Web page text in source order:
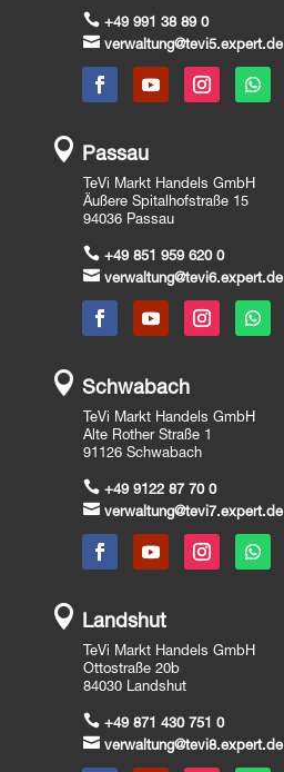
 +49 991 38 89 0
 verwaltung@tevi5.expert.de
 Passau
TeVi Markt Handels GmbH
Äußere Spitalhofstraße 15
94036 Passau
 +49 851 959 620 0
 verwaltung@tevi6.expert.de
 Schwabach
TeVi Markt Handels GmbH
Alte Rother Straße 1
91126 Schwabach
 +49 9122 87 70 0
 verwaltung@tevi7.expert.de
 Landshut
TeVi Markt Handels GmbH
Ottostraße 20b
84030 Landshut
 +49 871 430 751 0
 verwaltung@tevi8.expert.de